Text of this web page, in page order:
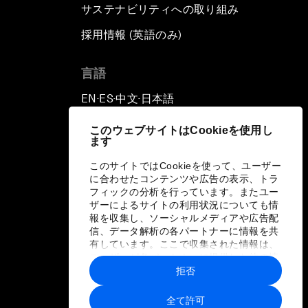
このウェブサイトはCookieを使用し
ます
このサイトではCookieを使って、ユーザー
に合わせたコンテンツや広告の表示、トラ
フィックの分析を行っています。またユー
ザーによるサイトの利用状況についても情
報を収集し、ソーシャルメディアや広告配
信、データ解析の各パートナーに情報を共
有しています。ここで収集された情報は、
ユーザーが各パートナーに提供した他の情
報や各パートナーのサービスを使用した際
に収集された情報と組み合わされ、各パー
トナーによって使用されることがありま
全て許可
拒否
サステナビリティへの取り組み
採用情報 (英語のみ)
言語
EN ▪ ES▪中文▪ 日本語